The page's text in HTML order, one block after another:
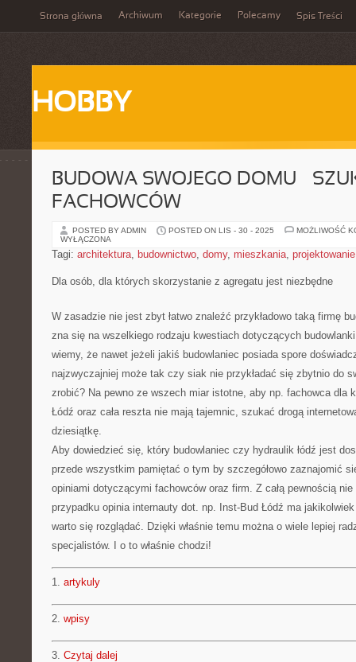
Strona główna Archiwum Kategorie Polecamy Spis Treści
HOBBY
BUDOWA SWOJEGO DOMU –
FACHOWCÓW
POSTED BY ADMIN POSTED ON LIS - 30 - 2025
MOŻLIWOŚĆ
WYŁĄCZONA
Tagi: architektura, budownictwo, domy, mieszkania, projektowanie
Dla osób, dla których skorzystanie z agregatu jest niezbędne
W zasadzie nie jest zbyt łatwo znaleźć przykładowo taką firmę
zna się na wszelkiego rodzaju kwestiach dotyczących
wiemy, że nawet jeżeli jakiś budowlaniec posiada spore
najzwyczajniej może tak czy siak nie przykładać się zbytnio do
zrobić? Na pewno ze wszech miar istotne, aby np. fachowca dla
Łódź oraz cała reszta nie mają tajemnic, szukać drogą
dziesiątkę.
Aby dowiedzieć się, który budowlaniec czy hydraulik łódź jest
przede wszystkim pamiętać o tym by szczegółowo zaznajomić
opiniami dotyczącymi fachowców oraz firm. Z całą pewnością
przypadku opinia internauty dot. np. Inst-Bud Łódź ma
warto się rozglądać. Dzięki właśnie temu można o wiele lepiej
specjalistów. I o to właśnie chodzi!
1. artykuly
2. wpisy
3. Czytaj dalej